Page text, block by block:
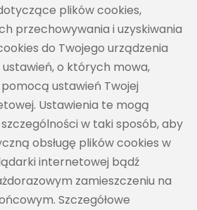
plików cookies,
przechowywania i uzyskiwania
do Twojego urządzenia
o których mowa,
ustawień Twojej
Ustawienia te mogą
w taki sposób, aby
obsługę plików cookies w
internetowej bądź
zamieszczeniu na
Szczegółowe